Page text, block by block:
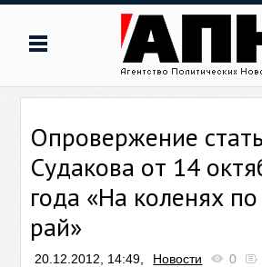
Опровержение
Судакова от 14
года «На коленях
рай»
20.12.2012, 14:49, Новости 0